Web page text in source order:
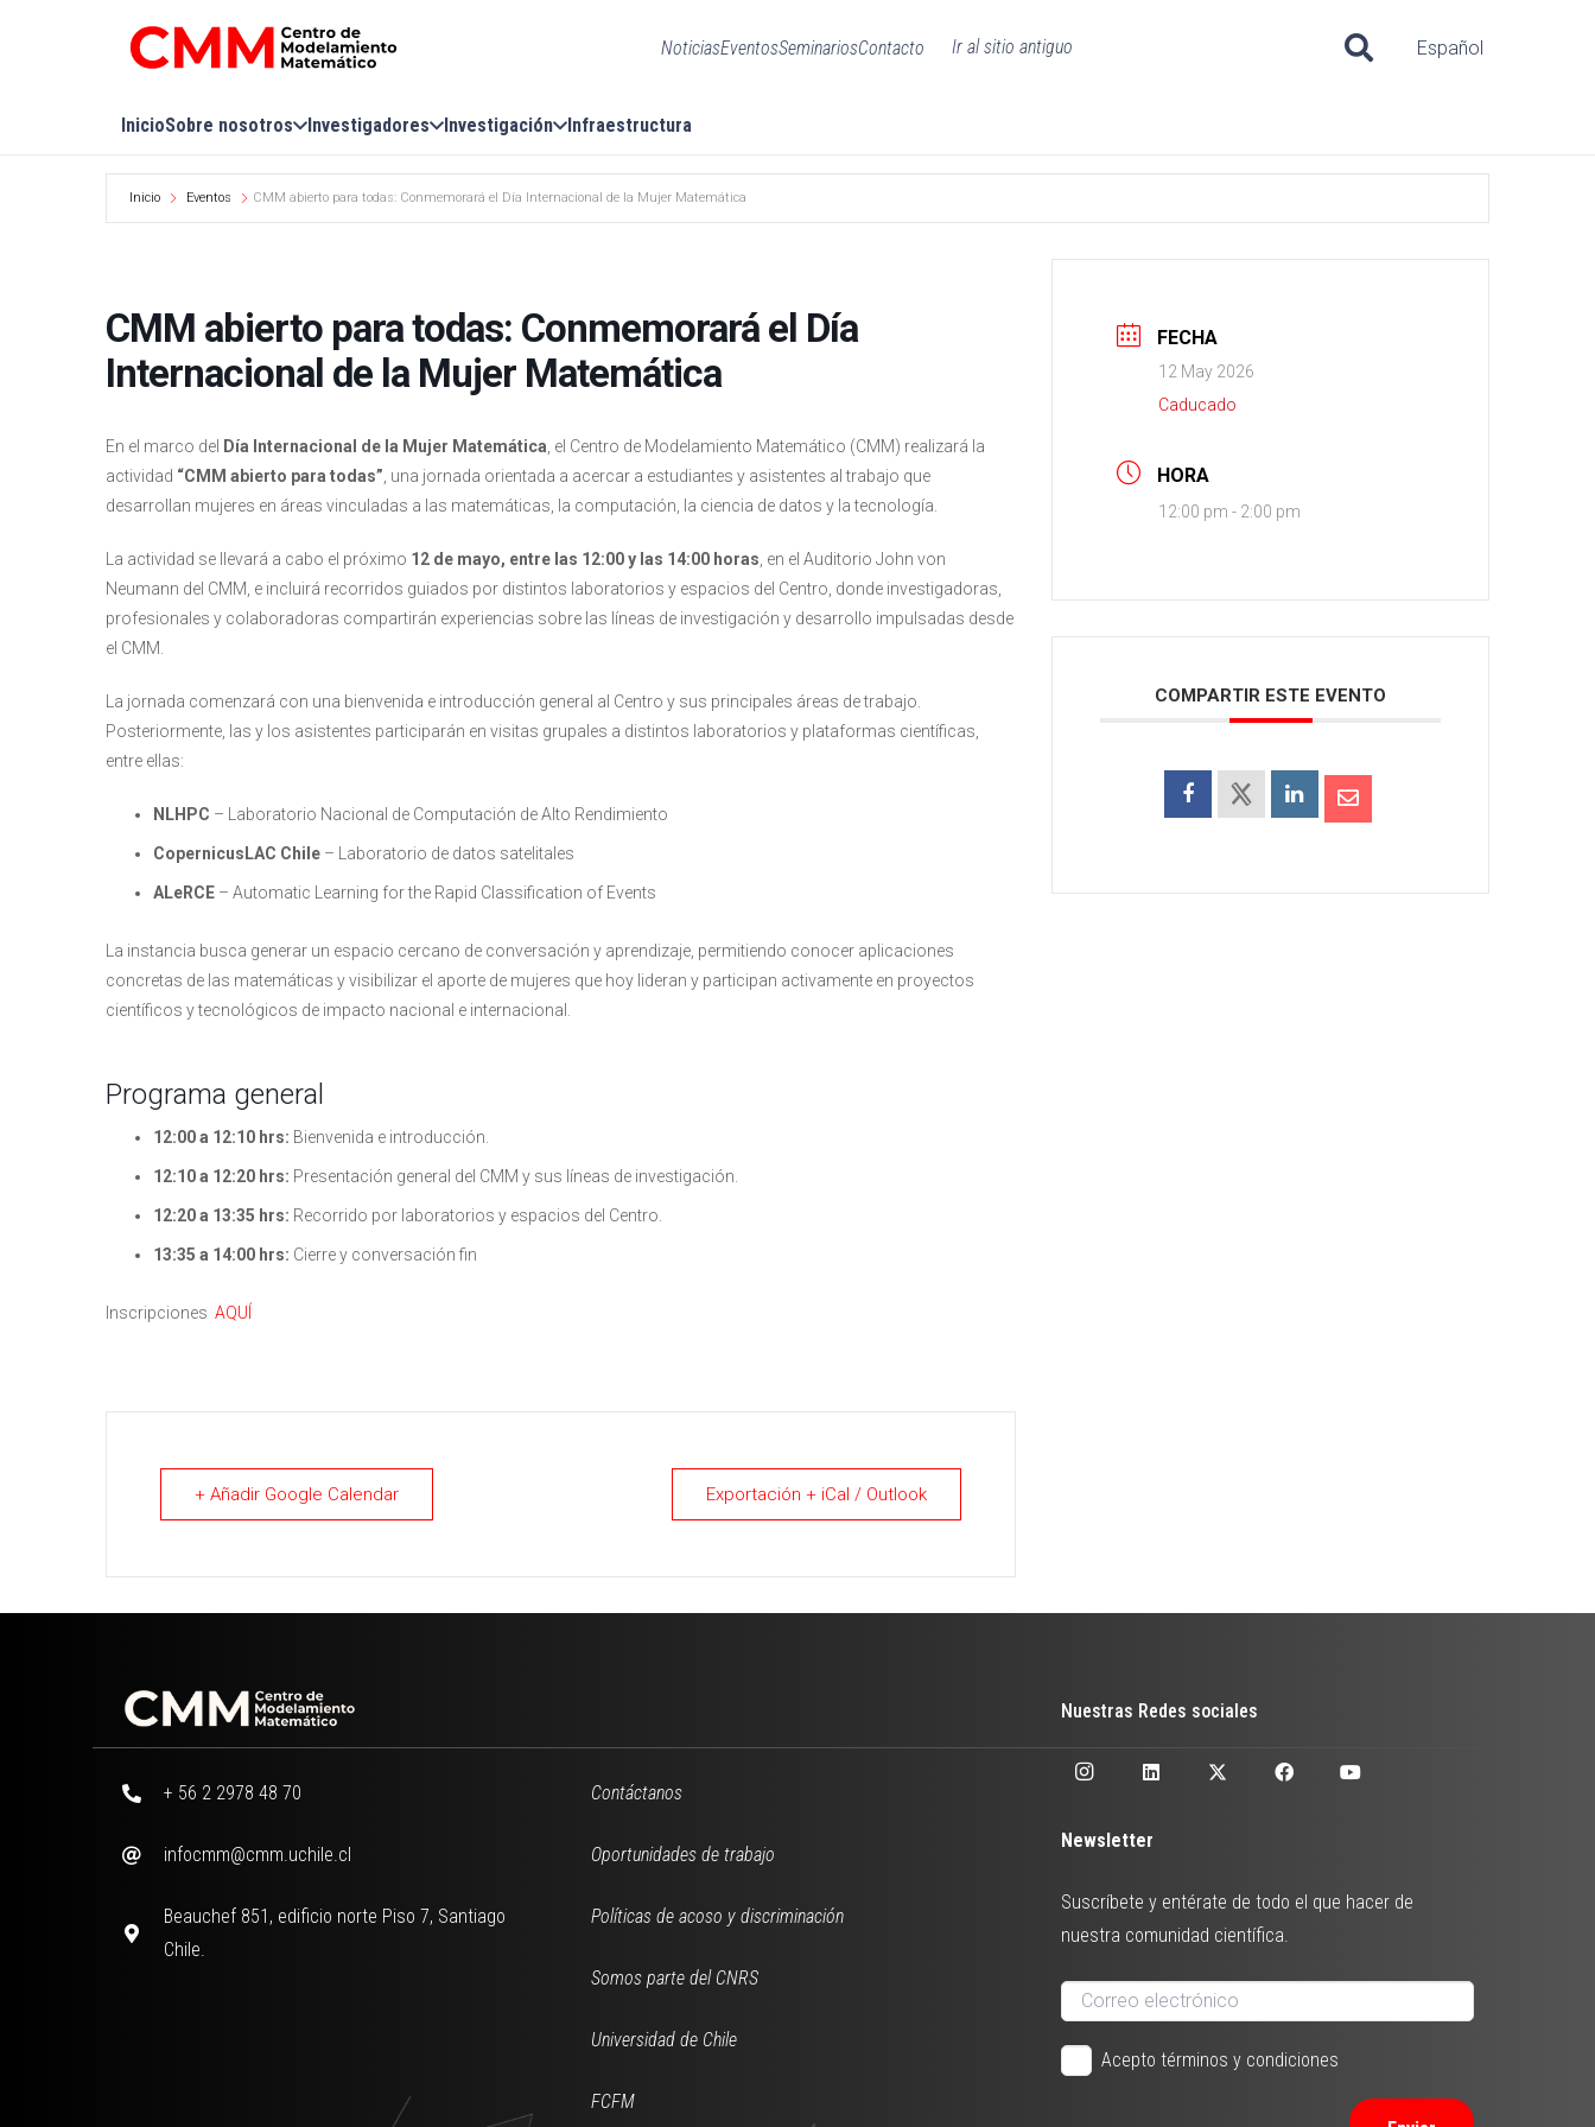
NoticiasEventosSeminariosContacto Ir al sitio antiguo Español
InicioSobre nosotros Investigadores Investigación Infraestructura
Inicio Eventos CMM abierto para todas: Conmemorará el Día Internacional de la Mujer Matemática
CMM abierto para todas: Conmemorará el Día
Internacional de la Mujer Matemática
En el marco del Día Internacional de la Mujer Matemática , el Centro de Modelamiento Matemático (CMM) realizará la
actividad “CMM abierto para todas” , una jornada orientada a acercar a estudiantes y asistentes al trabajo que
desarrollan mujeres en áreas vinculadas a las matemáticas, la computación, la ciencia de datos y la tecnología.
La actividad se llevará a cabo el próximo 12 de mayo, entre las 12:00 y las 14:00 horas , en el Auditorio John von
Neumann del CMM, e incluirá recorridos guiados por distintos laboratorios y espacios del Centro, donde investigadoras,
profesionales y colaboradoras compartirán experiencias sobre las líneas de investigación y desarrollo impulsadas desde
el CMM.
La jornada comenzará con una bienvenida e introducción general al Centro y sus principales áreas de trabajo.
Posteriormente, las y los asistentes participarán en visitas grupales a distintos laboratorios y plataformas científicas,
entre ellas:
NLHPC – Laboratorio Nacional de Computación de Alto Rendimiento
CopernicusLAC Chile – Laboratorio de datos satelitales
ALeRCE – Automatic Learning for the Rapid Classification of Events
La instancia busca generar un espacio cercano de conversación y aprendizaje, permitiendo conocer aplicaciones
concretas de las matemáticas y visibilizar el aporte de mujeres que hoy lideran y participan activamente en proyectos
científicos y tecnológicos de impacto nacional e internacional.
Programa general
12:00 a 12:10 hrs: Bienvenida e introducción.
12:10 a 12:20 hrs: Presentación general del CMM y sus líneas de investigación.
12:20 a 13:35 hrs: Recorrido por laboratorios y espacios del Centro.
13:35 a 14:00 hrs: Cierre y conversación fin
Inscripciones AQUÍ
+ Añadir Google Calendar Exportación + iCal / Outlook
FECHA
12 May 2026
Caducado
HORA
12:00 pm - 2:00 pm
COMPARTIR ESTE EVENTO
Nuestras Redes sociales
+ 56 2 2978 48 70
infocmm@cmm.uchile.cl
Beauchef 851, edificio norte Piso 7, Santiago
Chile.
Contáctanos
Oportunidades de trabajo
Políticas de acoso y discriminación
Somos parte del CNRS
Universidad de Chile
FCFM
Newsletter
Suscríbete y entérate de todo el que hacer de
nuestra comunidad científica.
Acepto términos y condiciones